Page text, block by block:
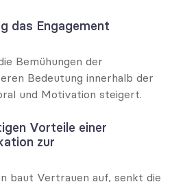
das Engagement
Bemühungen der
Bedeutung innerhalb der
und Motivation steigert.
Vorteile einer
zur
baut Vertrauen auf, senkt die